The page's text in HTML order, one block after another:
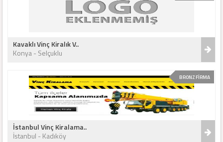
Kavaklı Vinç Kiralık V..
Konya - Selçuklu
BRONZ FİRMA
İstanbul Vinç Kiralama..
İstanbul - Kadıköy